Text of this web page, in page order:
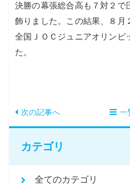
決勝の幕張総合高も７対２で
飾りました。この結果、８月
全国ＪＯＣジュニアオリンピ
た。
次の記事へ 一
カテゴリ
全てのカテゴリ